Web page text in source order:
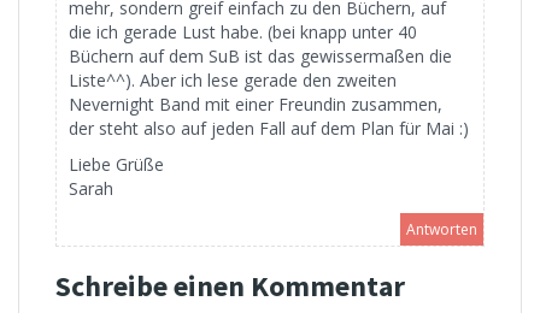
mehr, sondern greif einfach zu den Büchern, auf
die ich gerade Lust habe. (bei knapp unter 40
Büchern auf dem SuB ist das gewissermaßen die
Liste^^). Aber ich lese gerade den zweiten
Nevernight Band mit einer Freundin zusammen,
der steht also auf jeden Fall auf dem Plan für Mai :)
Liebe Grüße
Sarah
Antworten
Schreibe einen Kommentar